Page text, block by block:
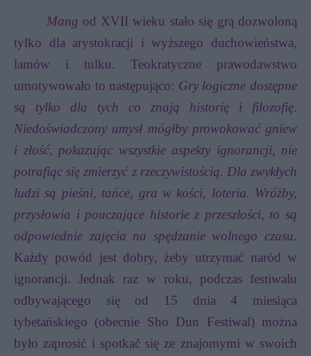
Mang od XVII wieku stało się grą dozwoloną
tylko dla arystokracji i wyższego duchowieństwa,
lamów i tulku. Teokratyczne prawodawstwo
umotywowało to następująco: Gry logiczne dostępne
są tylko dla tych co znają historię i filozofię.
Niedoświadczony umysł mógłby prowokować gniew
i złość, pokazując wszystkie aspekty ignorancji, nie
potrafiąc się zmierzyć z rzeczywistością. Dla zwykłych
ludzi są pieśni, tańce, gra w kości, loteria. Wróżby,
przysłowia i pouczające historie z przeszłości, to są
odpowiednie zajęcia na spędzanie wolnego czasu.
Każdy powód jest dobry, żeby utrzymać naród w
ignorancji. Jednak raz w roku, podczas festiwalu
odbywającego się od 15 dnia 4 miesiąca
tybetańskiego (obecnie Sho Dun Festiwal) można
było zaprosić i spotkać się ze znajomymi w swoich